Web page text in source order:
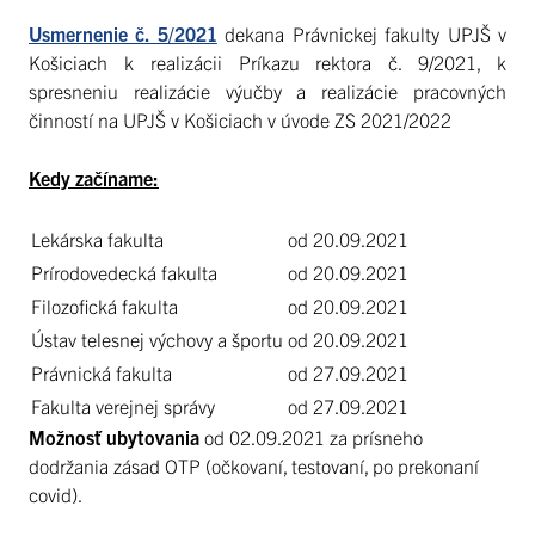
Usmernenie č. 5/2021 dekana Právnickej fakulty UPJŠ v
Košiciach k realizácii Príkazu rektora č. 9/2021, k
spresneniu realizácie výučby a realizácie pracovných
činností na UPJŠ v Košiciach v úvode ZS 2021/2022
Kedy začíname:
Lekárska fakulta
od 20.09.2021
Prírodovedecká fakulta
od 20.09.2021
Filozofická fakulta
od 20.09.2021
Ústav telesnej výchovy a športu od 20.09.2021
Právnická fakulta
od 27.09.2021
Fakulta verejnej správy
od 27.09.2021
Možnosť ubytovania od 02.09.2021 za prísneho
dodržania zásad OTP (očkovaní, testovaní, po prekonaní
covid).